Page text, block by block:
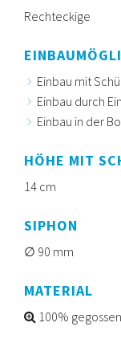
Rechteckige
Einbau mit
Einbau durch
Einbau in der
HÖHE MIT
14 cm
SIPHON
90 mm
MATERIAL
100%